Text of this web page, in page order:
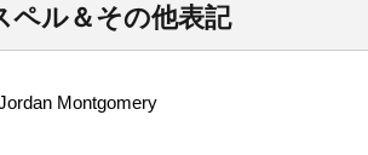
ペル＆その他表記
Montgomery